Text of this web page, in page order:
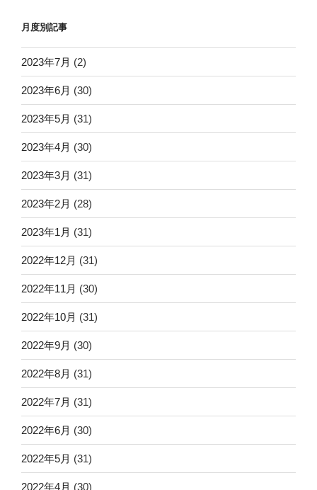
月度別記事
2023年7月 (2)
2023年6月 (30)
2023年5月 (31)
2023年4月 (30)
2023年3月 (31)
2023年2月 (28)
2023年1月 (31)
2022年12月 (31)
2022年11月 (30)
2022年10月 (31)
2022年9月 (30)
2022年8月 (31)
2022年7月 (31)
2022年6月 (30)
2022年5月 (31)
2022年4月 (30)